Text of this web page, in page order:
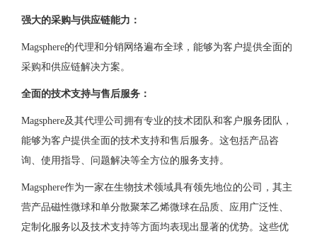
强大的采购与供应链能力：
Magsphere的代理和分销网络遍布全球，能够为客户提供全面的
采购和供应链解决方案。
全面的技术支持与售后服务：
Magsphere及其代理公司拥有专业的技术团队和客户服务团队，
能够为客户提供全面的技术支持和售后服务。这包括产品咨
询、使用指导、问题解决等全方位的服务支持。
Magsphere作为一家在生物技术领域具有领先地位的公司，其主
营产品磁性微球和单分散聚苯乙烯微球在品质、应用广泛性、
定制化服务以及技术支持等方面均表现出显著的优势。这些优